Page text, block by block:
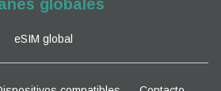
globales
eSIM global